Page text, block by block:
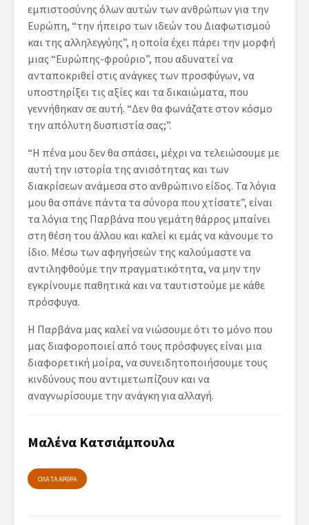
εμπιστοσύνης όλων αυτών των ανθρώπων για την
Ευρώπη, “την ήπειρο των ιδεών του Διαφωτισμού
και της αλληλεγγύης”, η οποία έχει πάρει την μορφή
μιας “Ευρώπης-φρούριο”, που αδυνατεί να
ανταποκριθεί στις ανάγκες των προσφύγων, να
υποστηρίξει τις αξίες και τα δικαιώματα, που
γεννήθηκαν σε αυτή. “Δεν θα φωνάζατε στον κόσμο
την απόλυτη δυσπιστία σας;”.
“Η πένα μου δεν θα σπάσει, μέχρι να τελειώσουμε με
αυτή την ιστορία της ανισότητας και των
διακρίσεων ανάμεσα στο ανθρώπινο είδος. Τα λόγια
μου θα σπάνε πάντα τα σύνορα που χτίσατε”, είναι
τα λόγια της Παρβάνα που γεμάτη θάρρος μπαίνει
στη θέση του άλλου και καλεί κι εμάς να κάνουμε το
ίδιο. Μέσω των αφηγήσεών της καλούμαστε να
αντιληφθούμε την πραγματικότητα, να μην την
εγκρίνουμε παθητικά και να ταυτιστούμε με κάθε
πρόσφυγα.
Η Παρβάνα μας καλεί να νιώσουμε ότι το μόνο που
μας διαφοροποιεί από τους πρόσφυγες είναι μια
διαφορετική μοίρα, να συνειδητοποιήσουμε τους
κινδύνους που αντιμετωπίζουν και να
αναγνωρίσουμε την ανάγκη για αλλαγή.
Μαλένα Κατσιάμπουλα
ΟΛΑ ΤΑ ΑΡΘΡΑ